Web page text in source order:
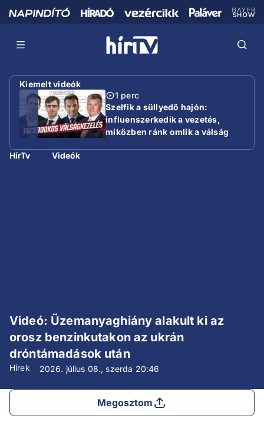
Kiemelt videók
1 perc
Szelfik a süllyedő hajón:
influenszerkedik a vezetés,
miközben ránk omlik a válság
HírTv Videók
Videó: Üzemanyaghiány alakult ki az
orosz benzinkutakon az ukrán
dróntámadások után
Hírek 2026. július 08., szerda 20:46
Megosztom